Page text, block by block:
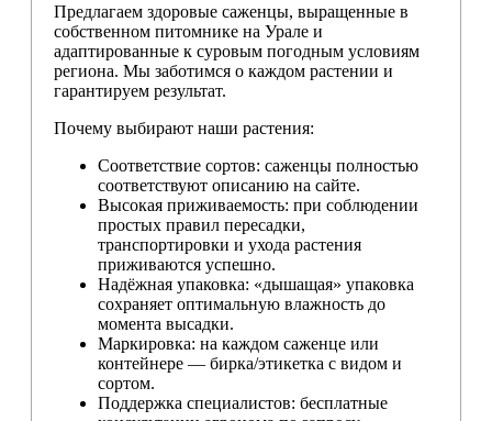
Предлагаем здоровые саженцы, выращенные в
собственном питомнике на Урале и
адаптированные к суровым погодным условиям
региона. Мы заботимся о каждом растении и
гарантируем результат.
Почему выбирают наши растения:
Соответствие сортов: саженцы полностью
соответствуют описанию на сайте.
Высокая приживаемость: при соблюдении
простых правил пересадки,
транспортировки и ухода растения
приживаются успешно.
Надёжная упаковка: «дышащая» упаковка
сохраняет оптимальную влажность до
момента высадки.
Маркировка: на каждом саженце или
контейнере — бирка/этикетка с видом и
сортом.
Поддержка специалистов: бесплатные